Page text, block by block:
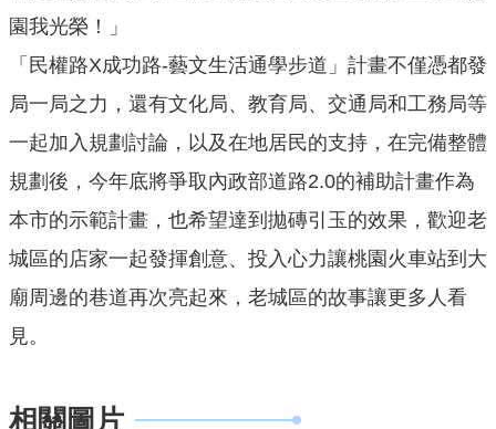
畫
回
首
頁
網
站
覽
政
園我光榮！」
「民權路X成功路-藝文生活通學步道」計畫不僅憑都發
局一局之力，還有文化局、教育局、交通局和工務局等
一起加入規劃討論，以及在地居民的支持，在完備整體
規劃後，今年底將爭取內政部道路2.0的補助計畫作為
本市的示範計畫，也希望達到拋磚引玉的效果，歡迎老
城區的店家一起發揮創意、投入心力讓桃園火車站到大
廟周邊的巷道再次亮起來，老城區的故事讓更多人看
見。
相關圖片